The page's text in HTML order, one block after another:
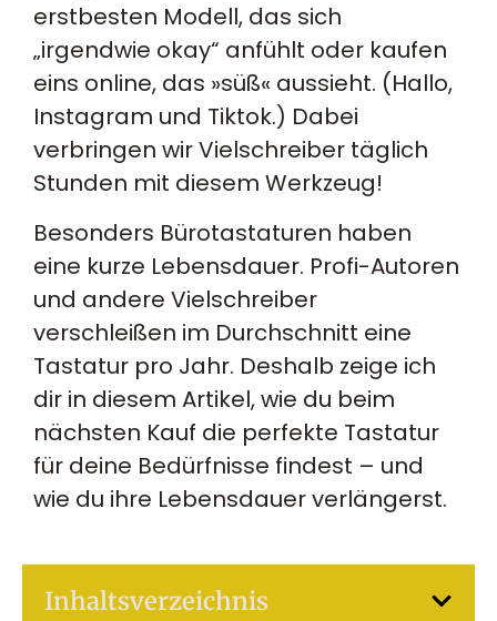
erstbesten Modell, das sich
„irgendwie okay“ anfühlt oder kaufen
eins online, das »süß« aussieht. (Hallo,
Instagram und Tiktok.) Dabei
verbringen wir Vielschreiber täglich
Stunden mit diesem Werkzeug!
Besonders Bürotastaturen haben
eine kurze Lebensdauer. Profi-Autoren
und andere Vielschreiber
verschleißen im Durchschnitt eine
Tastatur pro Jahr. Deshalb zeige ich
dir in diesem Artikel, wie du beim
nächsten Kauf die perfekte Tastatur
für deine Bedürfnisse findest – und
wie du ihre Lebensdauer verlängerst.
Inhaltsverzeichnis